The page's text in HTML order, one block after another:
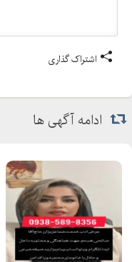
اشتراک گذاری
ادامه آگهی ها